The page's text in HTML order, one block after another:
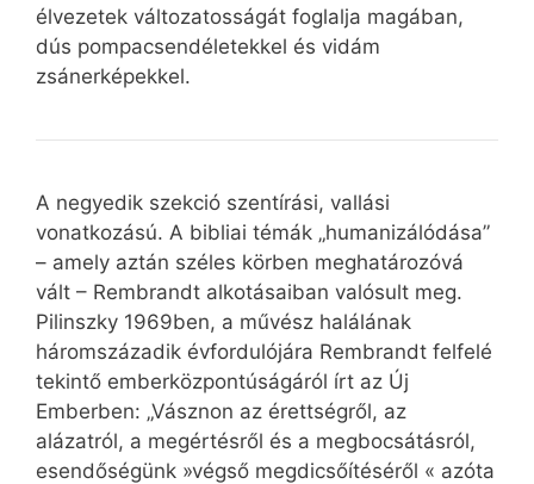
élvezetek változatosságát foglalja magában,
dús pompacsendéletekkel és vidám
zsánerképekkel.
A negyedik szekció szentírási, vallási
vonatkozású. A bibliai témák „humanizálódása”
– amely aztán széles körben meghatározóvá
vált – Rembrandt alkotásaiban valósult meg.
Pilinszky 1969ben, a művész halálának
háromszázadik évfordulójára Rembrandt felfelé
tekintő emberközpontúságáról írt az Új
Emberben: „Vásznon az érettségről, az
alázatról, a megértésről és a megbocsátásról,
esendőségünk »végső megdicsőítéséről « azóta